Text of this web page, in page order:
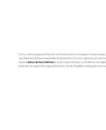
Dans cette pratique, le toucher est ferme, précis et toujours respectueux.
une flamme intérieure qui purifie et dynamise. Ce massage procure une
d’une« danse du feu intérieur », où le corps retrouve sa vitalité et son
praticien, un apprentissage profond sur l’art de l’équilibre entre puissance